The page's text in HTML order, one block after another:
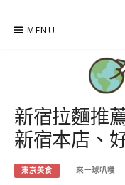
MENU
來一球叭
分享日本自助部落格
新宿拉麵推
新宿本店、
東京美食 來一球叭噗